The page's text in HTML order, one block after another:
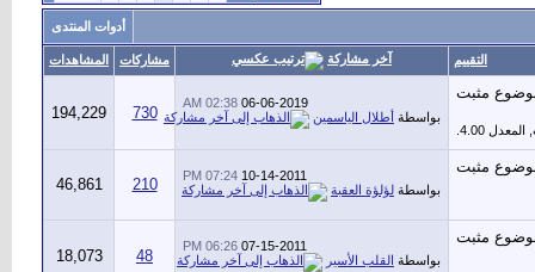
أدوات المنتدى
التقييم آخر مشاركة مشاركات المشاهدات
06-06-2019
02:38 AM
بواسطة أطلال الياسمين 730
194,229
10-14-2011
07:24 PM
بواسطة لؤلؤة العقبة 210
46,861
07-15-2011
06:26 PM
بواسطة القلب الأسير 48
18,073